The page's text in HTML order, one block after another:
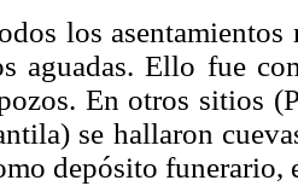
los
aguadas. Ello fue
En otros sitios
se hallaron
depósito funerario,